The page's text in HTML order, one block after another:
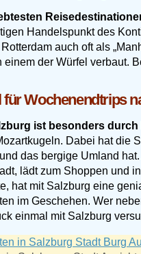
Handelspunkt des
auch oft als
einem der Würfel verbaut.
für Wochenendtrips
ist besonders durch
Dabei hat die
das bergige Umland
lädt zum Shoppen und
hat mit Salzburg eine
im Geschehen. Wer
einmal mit Salzburg